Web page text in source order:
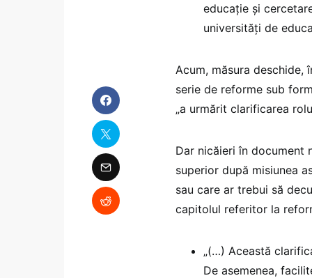
educație și
universități de
Acum, măsura deschide,
serie de reforme sub
„a urmărit clarificarea
Dar nicăieri în document
superior după misiunea
sau care ar trebui să
capitolul referitor la
„(…) Această
De asemenea,